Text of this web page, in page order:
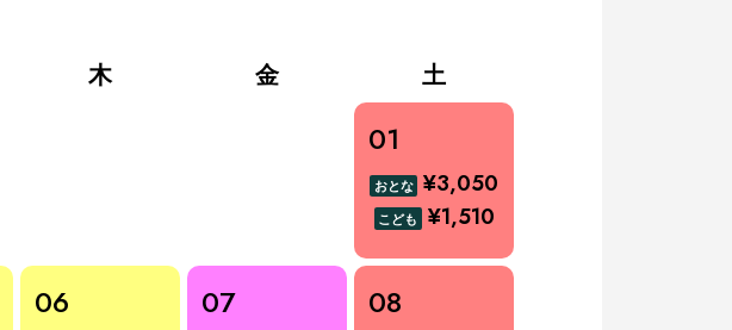
木 金 土
01
おとな ¥3,050
こども ¥1,510
06 07 08